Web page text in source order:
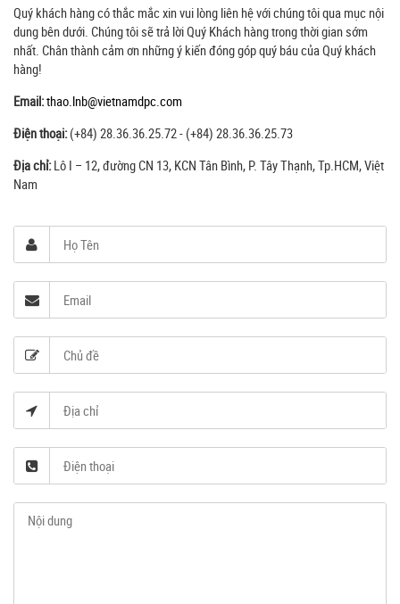
Quý khách hàng có thắc mắc xin vui lòng liên hệ với chúng tôi qua mục nội
dung bên dưới. Chúng tôi sẽ trả lời Quý Khách hàng trong thời gian sớm
nhất. Chân thành cảm ơn những ý kiến đóng góp quý báu của Quý khách
hàng!
Email:thao.lnb@vietnamdpc.com
Điện thoại:(+84) 28.36.36.25.72 - (+84) 28.36.36.25.73
Địa chỉ:Lô I – 12, đường CN 13, KCN Tân Bình, P. Tây Thạnh, Tp.HCM, Việt
Nam